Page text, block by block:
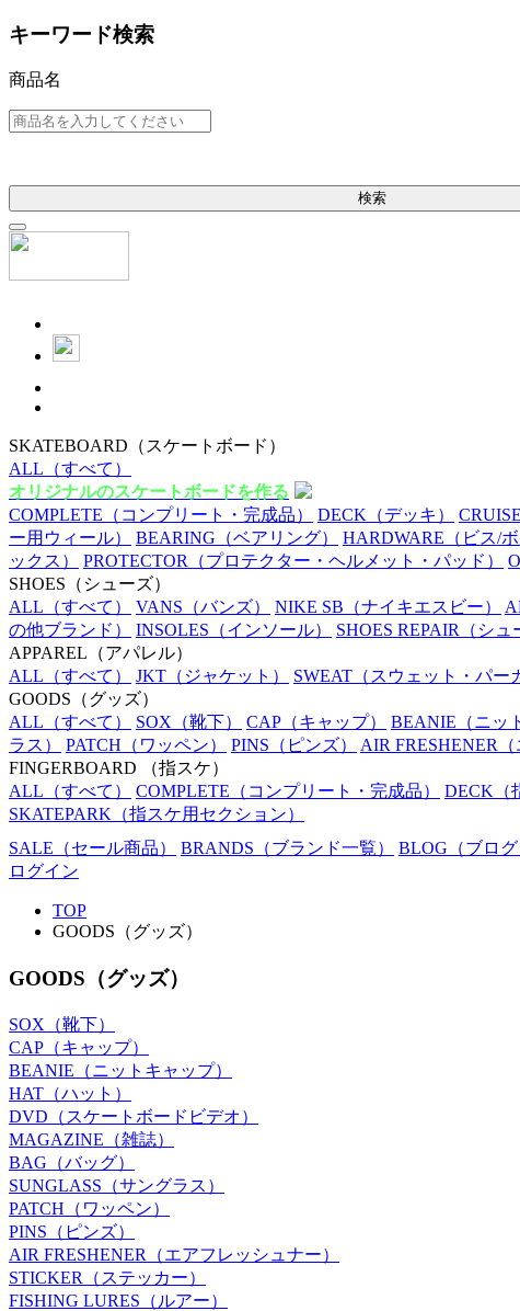
キーワード検索
商品名
検索
SKATEBOARD （スケートボード）
ALL （すべて）
オリジナルのスケートボードを作る
COMPLETE （コンプリート・完成品） DECK （デッキ）
ー用ウィール）
BEARING （ベアリング） HARDWARE （ビス/
ックス）
PROTECTOR （プロテクター・ヘルメット・パッド）
SHOES （シューズ）
ALL （すべて） VANS （バンズ） NIKE SB （ナイキエスビー）
の他ブランド）
INSOLES （インソール） SHOES REPAIR （シュ
APPAREL （アパレル）
ALL （すべて） JKT （ジャケット） SWEAT （スウェット・パー
GOODS （グッズ）
ALL （すべて） SOX （靴下） CAP （キャップ） BEANIE （ニッ
ラス）
PATCH （ワッペン） PINS （ピンズ） AIR FRESHENER
FINGERBOARD
（指スケ）
ALL （すべて） COMPLETE （コンプリート・完成品） DECK
SKATEPARK （指スケ用セクション）
SALE （セール商品） BRANDS （ブランド一覧） BLOG （ブログ
ログイン
TOP
GOODS（グッズ）
GOODS（グッズ）
SOX（靴下）
CAP（キャップ）
BEANIE（ニットキャップ）
HAT（ハット）
DVD（スケートボードビデオ）
MAGAZINE（雑誌）
BAG（バッグ）
SUNGLASS（サングラス）
PATCH（ワッペン）
PINS（ピンズ）
AIR FRESHENER（エアフレッシュナー）
STICKER（ステッカー）
FISHING LURES（ルアー）